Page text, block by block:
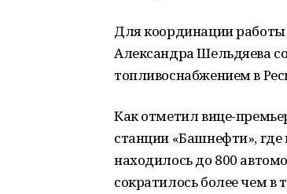
Для координации работы
Александра Шельдяева
топливоснабжением в
Как отметил вице-
станции «Башнефти»,
находилось до 800
сократилось более чем в